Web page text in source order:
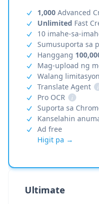
1,000 Advanced
Unlimited Fast
10 imahe-sa-
Sumusuporta sa
Hanggang
Mag-upload ng
Walang
Translate Agent
i
Pro OCR
i
Suporta sa
Kanselahin
Ad free
Higit pa →
Ultimate